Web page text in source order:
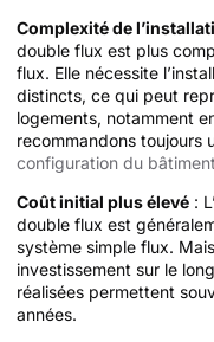
Complexité de
double flux est plus
flux. Elle nécessite
distincts, ce qui peut
logements, notamment
recommandons toujours
configuration du bâtiment
Coût initial plus élevé :
double flux est
système simple flux.
investissement sur le
réalisées permettent
années.